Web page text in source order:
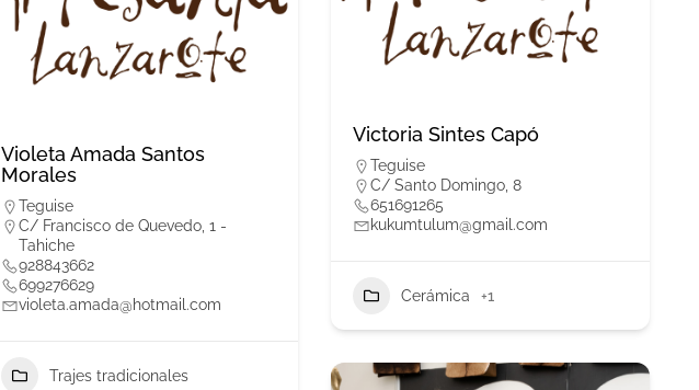
Violeta Amada Santos
Morales
Teguise
C/ Francisco de Quevedo, 1 -
Tahiche
928843662
699276629
violeta.amada@hotmail.com
Trajes tradicionales
Victoria Sintes Capó
Teguise
C/ Santo Domingo, 8
651691265
kukumtulum@gmail.com
Cerámica +1